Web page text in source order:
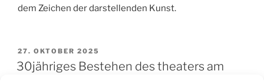
dem Zeichen der darstellenden Kunst.
VERÖFFENTLICHT
AM
27. OKTOBER 2025
30jähriges Bestehen des theaters am